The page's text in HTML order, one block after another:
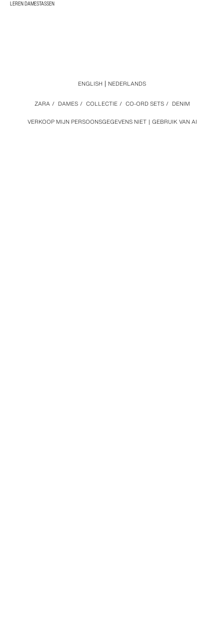
LEREN DAMESTASSEN
VERKOOP MIJN PERSOONSGEGEVENS NIET GEBRUIK VAN AI
ZARA / DAMES / COLLECTIE / CO-ORD SETS / DENIM
ENGLISH NEDERLANDS